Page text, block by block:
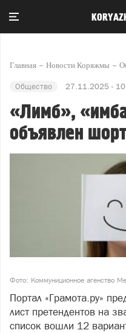
Главная Новости Коряжмы
Общество 27.11.2025 -
«Лимб»,
объявлен
Фото: Коммуниционное агенство
Портал «Грамота.ру»
лист претендентов на
список вошли 12